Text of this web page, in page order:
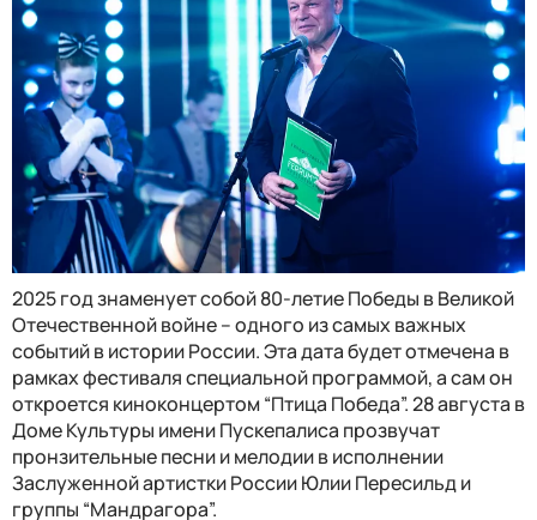
2025 год знаменует собой 80-летие Победы в Великой
Отечественной войне – одного из самых важных
событий в истории России. Эта дата будет отмечена в
рамках фестиваля специальной программой, а сам он
откроется киноконцертом “Птица Победа”. 28 августа в
Доме Культуры имени Пускепалиса прозвучат
пронзительные песни и мелодии в исполнении
Заслуженной артистки России Юлии Пересильд и
группы “Мандрагора”.